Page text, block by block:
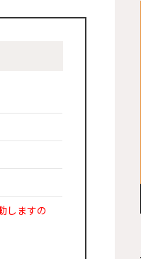
しますの